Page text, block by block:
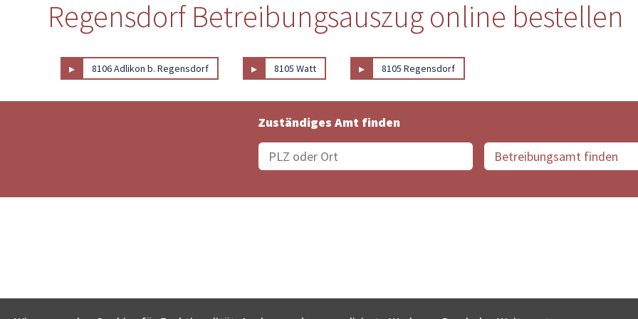
Regensdorf Betreibungsauszug online bestellen
▸ 8106 Adlikon b. Regensdorf ▸ 8105 Watt ▸ 8105 Regensdorf
Zuständiges Amt finden